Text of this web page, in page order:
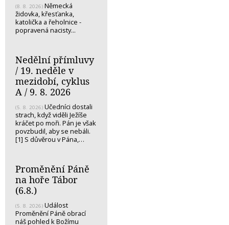
(8. 8. 2026) Německá
židovka, křesťanka,
katolička a řeholnice -
popravená nacisty...
Nedělní přímluvy
/ 19. neděle v
mezidobí, cyklus
A / 9. 8. 2026
(5. 8. 2026) Učedníci dostali
strach, když viděli Ježíše
kráčet po moři. Pán je však
povzbudil, aby se nebáli.
[1] S důvěrou v Pána,…
Proměnění Páně
na hoře Tábor
(6.8.)
(5. 8. 2026) Událost
Proměnění Páně obrací
náš pohled k Božímu